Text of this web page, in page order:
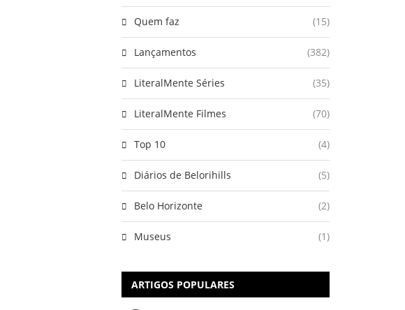
Quem faz (15)
Lançamentos (382)
LiteralMente Séries (35)
LiteralMente Filmes (70)
Top 10 (4)
Diários de Belorihills (5)
Belo Horizonte (2)
Museus (1)
ARTIGOS POPULARES